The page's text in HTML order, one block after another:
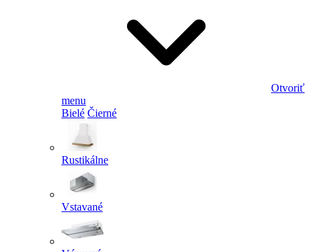
Otvoriť
menu
Bielé Čierné
Rustikálne
Vstavané